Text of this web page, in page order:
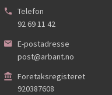
Telefon
92 69 11 42
E-postadresse
post@arbant.no
Foretaksregisteret
920387608